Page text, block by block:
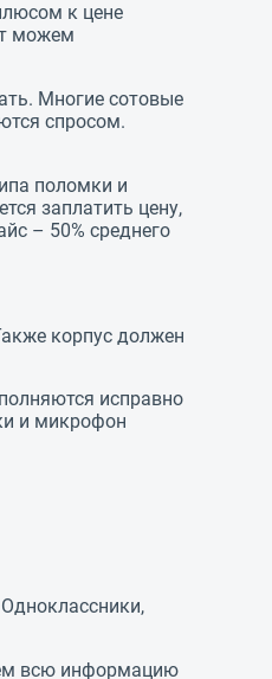
к цене
можем
Многие сотовые
спросом.
поломки и
заплатить цену,
– 50% среднего
корпус должен
исправно
и микрофон
всю информацию